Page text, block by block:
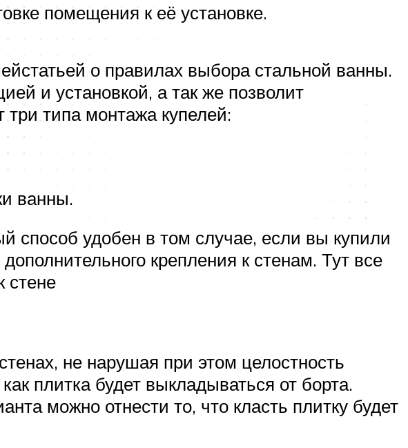
помещения к её установке.
о правилах выбора стальной ванны.
и установкой, а так же позволит
типа монтажа купелей:
ванны.
способ удобен в том случае, если вы купили
крепления к стенам. Тут все
стене
не нарушая при этом целостность
плитка будет выкладываться от борта.
можно отнести то, что класть плитку будет